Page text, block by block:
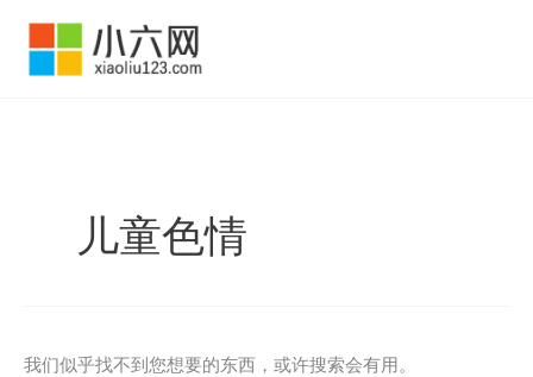
儿童色情
我们似乎找不到您想要的东西，或许搜索会有用。